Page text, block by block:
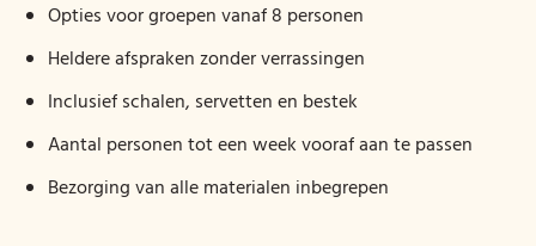
Opties voor groepen vanaf 8 personen
Heldere afspraken zonder verrassingen
Inclusief schalen, servetten en bestek
Aantal personen tot een week vooraf aan te passen
Bezorging van alle materialen inbegrepen